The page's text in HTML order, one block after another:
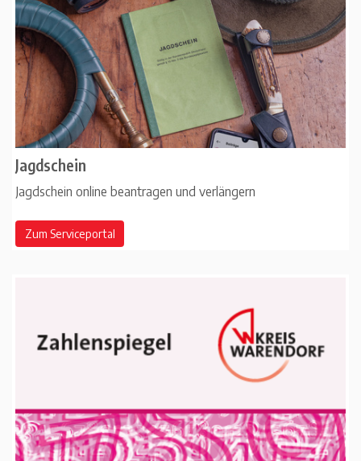
Jagdschein
Jagdschein online beantragen und verlängern
Zum Serviceportal